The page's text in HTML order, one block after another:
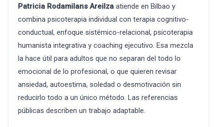
Patricia Rodamilans Areilza atiende en Bilbao y
combina psicoterapia individual con terapia cognitivo-
conductual, enfoque sistémico-relacional, psicoterapia
humanista integrativa y coaching ejecutivo. Esa mezcla
la hace útil para adultos que no separan del todo lo
emocional de lo profesional, o que quieren revisar
ansiedad, autoestima, soledad o desmotivación sin
reducirlo todo a un único método. Las referencias
públicas describen un trabajo adaptable.